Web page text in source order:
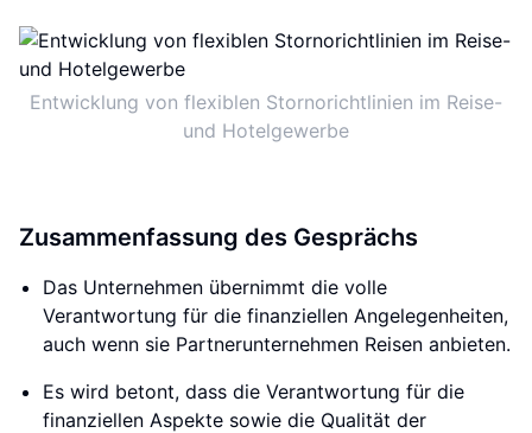
Entwicklung von flexiblen Stornorichtlinien im Reise-
und Hotelgewerbe
Zusammenfassung des Gesprächs
Das Unternehmen übernimmt die volle
Verantwortung für die finanziellen Angelegenheiten,
auch wenn sie Partnerunternehmen Reisen anbieten.
Es wird betont, dass die Verantwortung für die
finanziellen Aspekte sowie die Qualität der